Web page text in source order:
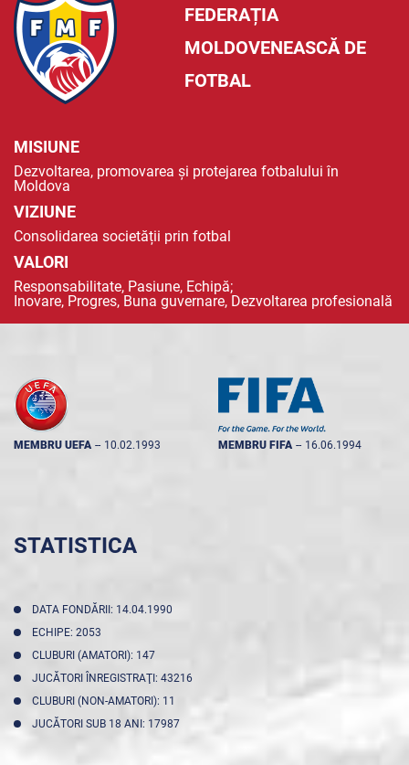
FEDERAȚIA
MOLDOVENEASCĂ DE
FOTBAL
MISIUNE
Dezvoltarea, promovarea și protejarea fotbalului în
Moldova
VIZIUNE
Consolidarea societății prin fotbal
VALORI
Responsabilitate, Pasiune, Echipă;
Inovare, Progres, Buna guvernare, Dezvoltarea profesională
MEMBRU UEFA -- 10.02.1993 MEMBRU FIFA -- 16.06.1994
STATISTICA
DATA FONDĂRII: 14.04.1990
ECHIPE: 2053
CLUBURI (AMATORI): 147
JUCĂTORI ÎNREGISTRAŢI: 43216
CLUBURI (NON-AMATORI): 11
JUCĂTORI SUB 18 ANI: 17987